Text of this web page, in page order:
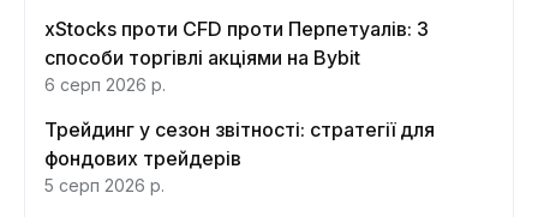
xStocks проти CFD проти Перпетуалів: 3
способи торгівлі акціями на Bybit
6 серп 2026 р.
Трейдинг у сезон звітності: стратегії для
фондових трейдерів
5 серп 2026 р.